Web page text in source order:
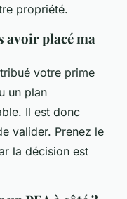
propriété.
avoir placé ma
votre prime
un plan
Il est donc
valider. Prenez le
la décision est